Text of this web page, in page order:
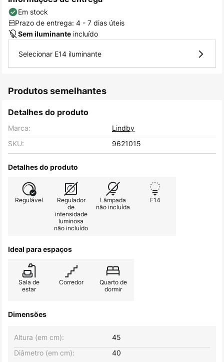
Em stock
Prazo de entrega: 4 - 7 dias úteis
Sem iluminante incluído
Selecionar E14 iluminante
Produtos semelhantes
Detalhes do produto
Marca:
Lindby
SKU:
9621015
Detalhes do produto
Regulável
Regulador
de
intensidade
luminosa
não incluído
Lâmpada
não incluída
E14
Ideal para espaços
Sala de
estar
Corredor
Quarto de
dormir
Dimensões
Altura (em cm):
45
Diâmetro (em cm):
40